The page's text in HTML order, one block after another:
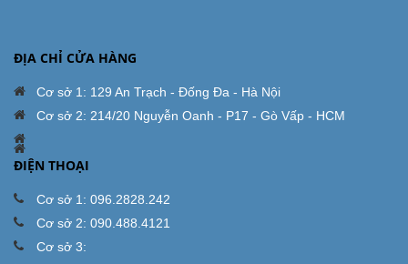
ĐỊA CHỈ CỬA HÀNG
Cơ sở 1: 129 An Trạch - Đống Đa - Hà Nội
Cơ sở 2: 214/20 Nguyễn Oanh - P17 - Gò Vấp - HCM
ĐIỆN THOẠI
Cơ sở 1: 096.2828.242
Cơ sở 2: 090.488.4121
Cơ sở 3: